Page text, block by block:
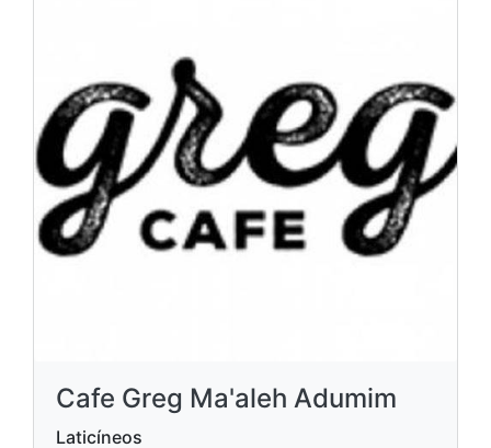
Cafe Greg Ma'aleh Adumim
Laticíneos